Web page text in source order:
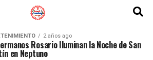
2 años ago
Rosario Iluminan la Noche de San
en Neptuno